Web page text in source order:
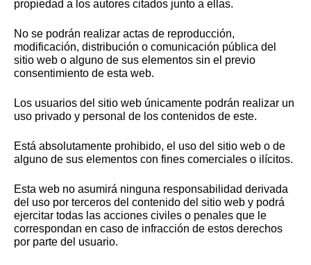
propiedad a los autores citados junto a ellas.
No se podrán realizar actas de reproducción,
modificación, distribución o comunicación pública del
sitio web o alguno de sus elementos sin el previo
consentimiento de esta web.
Los usuarios del sitio web únicamente podrán realizar un
uso privado y personal de los contenidos de este.
Está absolutamente prohibido, el uso del sitio web o de
alguno de sus elementos con fines comerciales o ilícitos.
Esta web no asumirá ninguna responsabilidad derivada
del uso por terceros del contenido del sitio web y podrá
ejercitar todas las acciones civiles o penales que le
correspondan en caso de infracción de estos derechos
por parte del usuario.